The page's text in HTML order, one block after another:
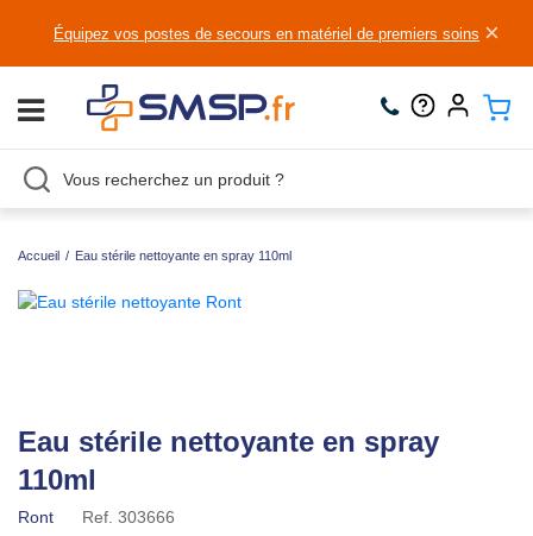
Équipez vos postes de secours en matériel de premiers soins ×
Accueil / Eau stérile nettoyante en spray 110ml
Eau stérile nettoyante en spray
110ml
Ront Ref. 303666